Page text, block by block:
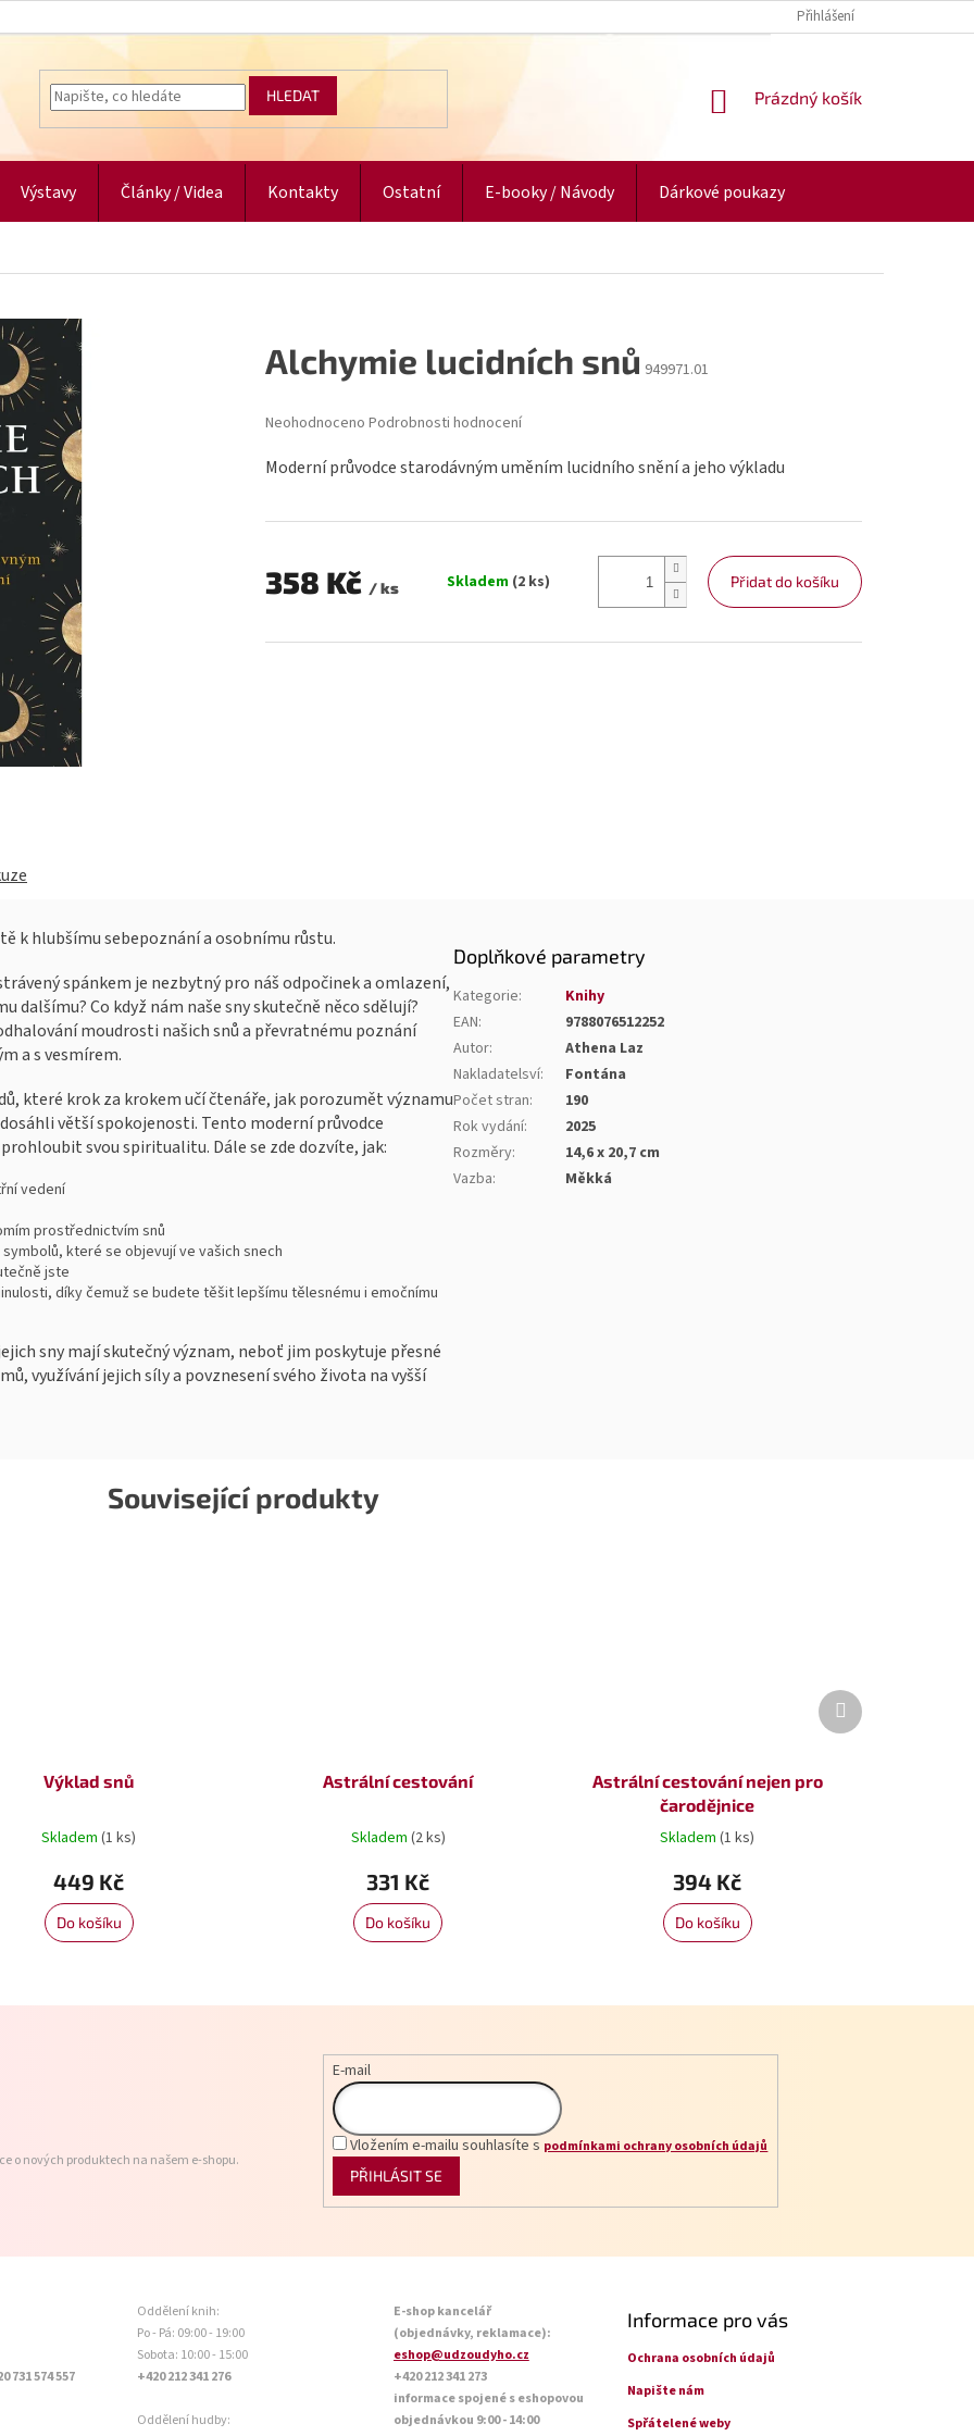
Přihlášení
HLEDAT
NÁKUPNÍ
Prázdný košík
Výstavy Články / Videa Kontakty Ostatní E-booky / Návody Dárkové poukazy
Moderní průvodce starodávným uměním lucidního snění a jeho výkladu
358 Kč / ks
Skladem (2 ks) Přidat do košíku
Alchymie lucidních snů 949971.01
Průměrné
produktu
z
hvězdiček.
Neohodnoceno Podrobnosti hodnocení
Související produkty
Výklad snů
Skladem(1 ks)
449 Kč
Do košíku
Astrální cestování
Skladem (2 ks)
331 Kč
Do košíku
Astrální cestování nejen pro
čarodějnice
Skladem(1 ks)
394 Kč
Do košíku
Další
produkt
k hlubšímu sebepoznání a osobnímu růstu.
spánkem je nezbytný pro náš odpočinek a omlazení,
dalšímu? Co když nám naše sny skutečně něco sdělují?
moudrosti našich snů a převratnému poznání
a s vesmírem.
které krok za krokem učí čtenáře, jak porozumět významu
větší spokojenosti. Tento moderní průvodce
svou spiritualitu. Dále se zde dozvíte, jak:
vedení
prostřednictvím snů
které se objevují ve vašich snech
jste
díky čemuž se budete těšit lepšímu tělesnému i emočnímu
sny mají skutečný význam, neboť jim poskytuje přesné
využívání jejich síly a povznesení svého života na vyšší
Doplňkové parametry
Kategorie:
Knihy
EAN:
9788076512252
Autor:
Athena Laz
Nakladatelsví:
Fontána
Počet stran:
190
Rok vydání:
2025
Rozměry:
14,6 x 20,7 cm
Vazba: Měkká
o nových produktech na našem e-shopu.
E-mail
Vložením e-mailu souhlasíte s podmínkami ochrany osobních údajů
PŘIHLÁSIT SE
731 574 557
Oddělení knih:
Po - Pá: 09:00 - 19:00
Sobota: 10:00 - 15:00
+420 212 341 276
Oddělení hudby:
E-shop kancelář
(objednávky, reklamace):
eshop@udzoudyho.cz
+420 212 341 273
informace spojené s eshopovou
objednávkou 9:00 - 14:00
Informace pro vás
Ochrana osobních údajů
Napište nám
Spřátelené weby